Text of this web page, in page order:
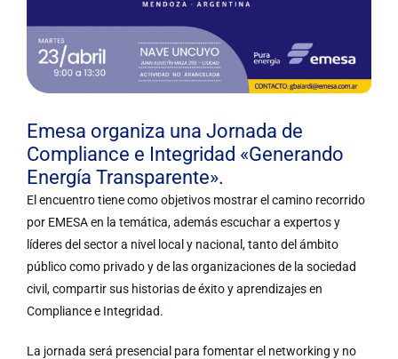
Emesa organiza una Jornada de
Compliance e Integridad «Generando
Energía Transparente».
El encuentro tiene como objetivos mostrar el camino recorrido
por EMESA en la temática, además escuchar a expertos y
líderes del sector a nivel local y nacional, tanto del ámbito
público como privado y de las organizaciones de la sociedad
civil, compartir sus historias de éxito y aprendizajes en
Compliance e Integridad.
La jornada será presencial para fomentar el networking y no